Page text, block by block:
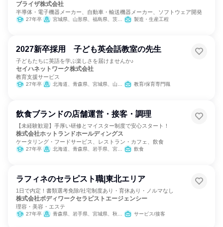
ブライザ株式会社
半導体・電子機器メーカー、自動車・輸送機器メーカー、ソフトウェア開発
27年卒 宮城県、山形県、福島県、茨城県、栃木県、群馬県、埼玉県、東京都、神奈川県、岐阜県、静岡県、愛知県、三重県、滋賀県、京都府、大阪府、兵庫県、広島県、山口県、福岡県、熊本県、大分県、宮崎県 製造・生産工程
2027新卒採用 子ども英会話教室の先生
子どもたちに英語を学ぶ楽しさを届けませんか♪
セイハネットワーク株式会社
教育支援サービス
27年卒 北海道、青森県、宮城県、山形県、福島県、茨城県、群馬県、埼玉県、千葉県、東京都、神奈川県、新潟県、富山県、石川県、福井県、山梨県、長野県、岐阜県、静岡県、愛知県、三重県、滋賀県、京都府、大阪府、兵庫県、奈良県、和歌山県、鳥取県、島根県、岡山県、広島県、山口県、徳島県、香川県、愛媛県、福岡県、佐賀県、長崎県、熊本県、大分県、宮崎県、鹿児島県、沖縄県 教育/保育専門職
飲食ブランドの店舗運営・接客・調理
【未経験歓迎】手厚い研修とマイスター制度で安心スタート！
株式会社ホットランドホールディングス
ケータリング・フードサービス、レストラン・カフェ、飲食
27年卒 北海道、青森県、岩手県、宮城県、秋田県、山形県、福島県 飲食
ラフィネのセラピスト職|東北エリア
1日で内定！書類選考免除/社宅制度あり・育休あり・ノルマなし
株式会社ボディワークセラピストエージェンシー
理容・美容・エステ
27年卒 青森県、岩手県、宮城県、秋田県、山形県、福島県 サービス/接客